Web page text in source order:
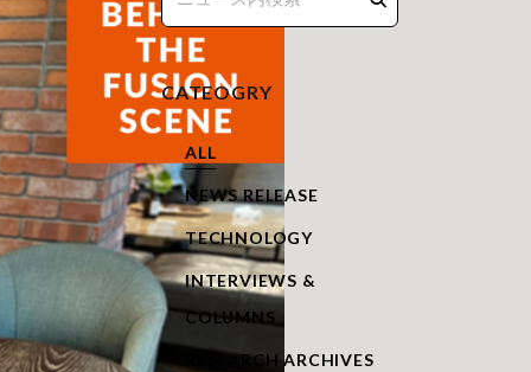
CATEOGRY
ALL
NEWS RELEASE
TECHNOLOGY
INTERVIEWS &
COLUMNS
RESEARCH ARCHIVES